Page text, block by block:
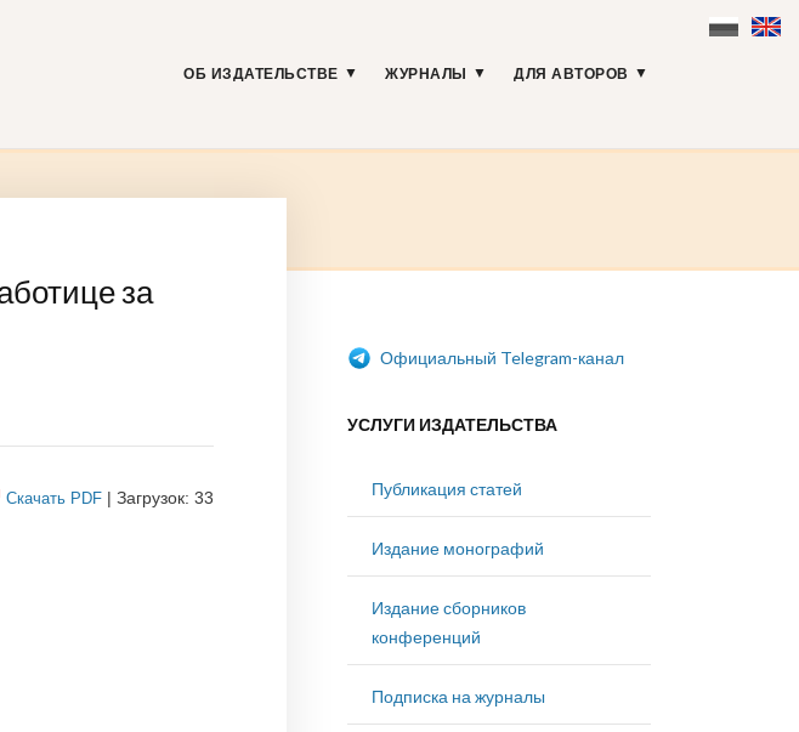
ОБ ИЗДАТЕЛЬСТВЕ ЖУРНАЛЫ ДЛЯ АВТОРОВ
за
Скачать PDF | Загрузок: 33
Официальный Telegram-канал
УСЛУГИ ИЗДАТЕЛЬСТВА
Публикация статей
Издание монографий
Издание сборников
конференций
Подписка на журналы